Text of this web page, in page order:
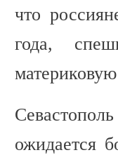
что
года,
ожидается